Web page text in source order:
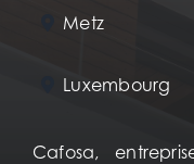
Metz
Luxembourg
Cafosa,